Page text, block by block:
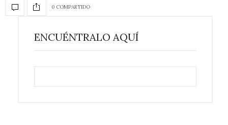
0 COMPARTIDO
ENCUÉNTRALO AQUÍ